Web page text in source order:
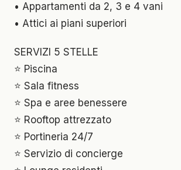
• Appartamenti da 2, 3 e 4 vani
• Attici ai piani superiori
SERVIZI 5 STELLE
⭐ Piscina
⭐ Sala fitness
⭐ Spa e aree benessere
⭐ Rooftop attrezzato
⭐ Portineria 24/7
⭐ Servizio di concierge